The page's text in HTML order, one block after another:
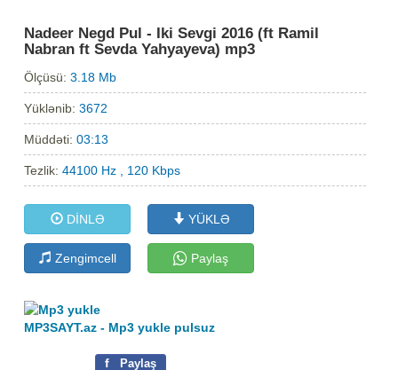
Nadeer Negd Pul - Iki Sevgi 2016 (ft Ramil
Nabran ft Sevda Yahyayeva) mp3
Ölçüsü:3.18 Mb
Yüklənib:3672
Müddəti:03:13
Tezlik:44100 Hz , 120 Kbps
DİNLƏ YÜKLƏ
Zengimcell Paylaş
MP3SAYT.az - Mp3 yukle pulsuz
f Paylaş